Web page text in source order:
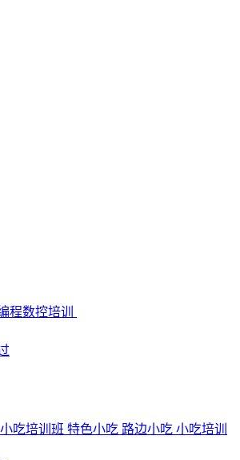
程数控培训
吃培训班 特色小吃 路边小吃 小吃培训